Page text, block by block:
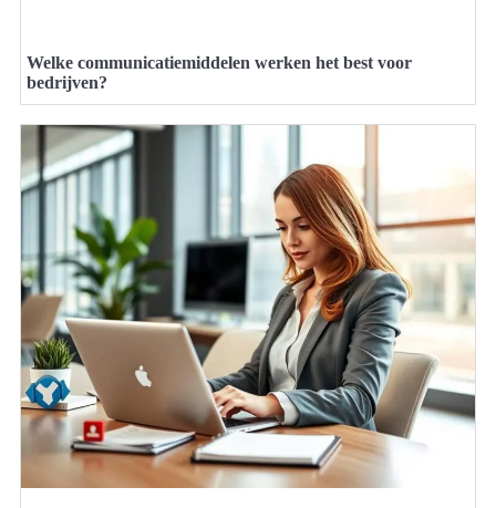
Welke communicatiemiddelen werken het best voor
bedrijven?